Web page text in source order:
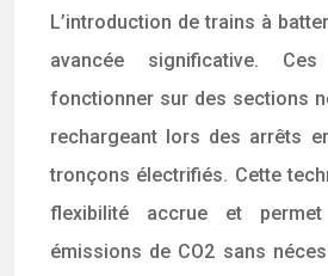
L’introduction de trains à
avancée significative.
fonctionner sur des sections
rechargeant lors des arrêts
tronçons électrifiés. Cette
flexibilité accrue et
émissions de CO2 sans